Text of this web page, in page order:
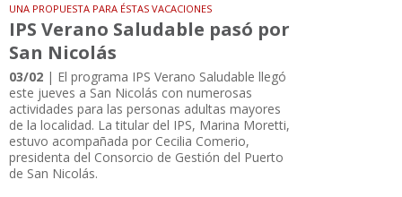
UNA PROPUESTA PARA ÉSTAS VACACIONES
IPS Verano Saludable pasó por
San Nicolás
03/02 | El programa IPS Verano Saludable llegó
este jueves a San Nicolás con numerosas
actividades para las personas adultas mayores
de la localidad. La titular del IPS, Marina Moretti,
estuvo acompañada por Cecilia Comerio,
presidenta del Consorcio de Gestión del Puerto
de San Nicolás.